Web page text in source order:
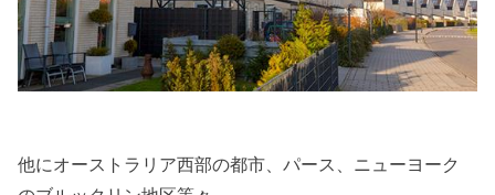
他にオーストラリア西部の都市、パース、ニューヨーク